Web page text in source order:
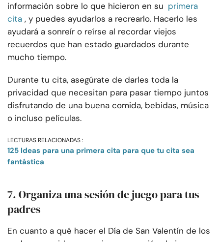
información sobre lo que hicieron en su primera
cita , y puedes ayudarlos a recrearlo. Hacerlo les
ayudará a sonreír o reírse al recordar viejos
recuerdos que han estado guardados durante
mucho tiempo.
Durante tu cita, asegúrate de darles toda la
privacidad que necesitan para pasar tiempo juntos
disfrutando de una buena comida, bebidas, música
o incluso películas.
LECTURAS RELACIONADAS :
125 Ideas para una primera cita para que tu cita sea
fantástica
7. Organiza una sesión de juego para tus
padres
En cuanto a qué hacer el Día de San Valentín de los